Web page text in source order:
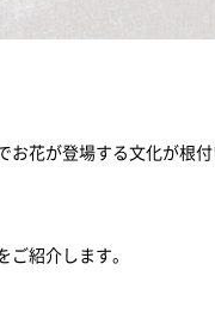
花が登場する文化が根
紹介します。